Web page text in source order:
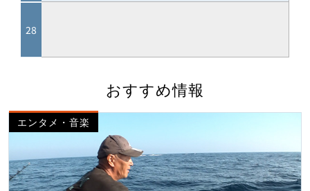
おすすめ情報
エンタメ・音楽